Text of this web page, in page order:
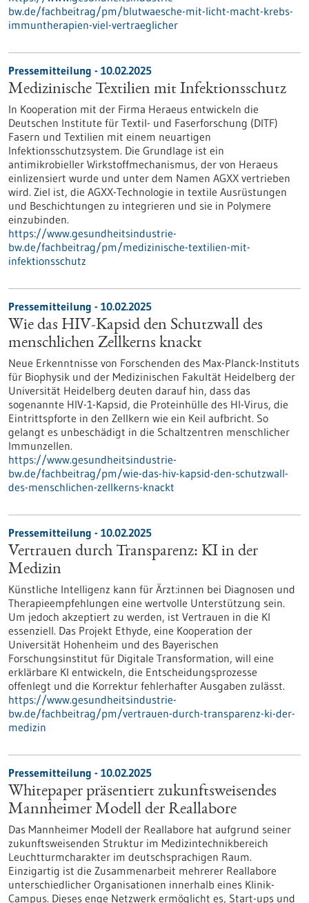
bw.de/fachbeitrag/pm/blutwaesche-mit-licht-macht-krebs-
immuntherapien-viel-vertraeglicher
Pressemitteilung - 10.02.2025
Medizinische Textilien mit Infektionsschutz
In Kooperation mit der Firma Heraeus entwickeln die
Deutschen Institute für Textil- und Faserforschung (DITF)
Fasern und Textilien mit einem neuartigen
Infektionsschutzsystem. Die Grundlage ist ein
antimikrobieller Wirkstoffmechanismus, der von Heraeus
einlizensiert wurde und unter dem Namen AGXX vertrieben
wird. Ziel ist, die AGXX-Technologie in textile Ausrüstungen
und Beschichtungen zu integrieren und sie in Polymere
einzubinden.
https://www.gesundheitsindustrie-
bw.de/fachbeitrag/pm/medizinische-textilien-mit-
infektionsschutz
Pressemitteilung - 10.02.2025
Wie das HIV-Kapsid den Schutzwall des
menschlichen Zellkerns knackt
Neue Erkenntnisse von Forschenden des Max-Planck-Instituts
für Biophysik und der Medizinischen Fakultät Heidelberg der
Universität Heidelberg deuten darauf hin, dass das
sogenannte HIV-1-Kapsid, die Proteinhülle des HI-Virus, die
Eintrittspforte in den Zellkern wie ein Keil aufbricht. So
gelangt es unbeschädigt in die Schaltzentren menschlicher
Immunzellen.
https://www.gesundheitsindustrie-
bw.de/fachbeitrag/pm/wie-das-hiv-kapsid-den-schutzwall-
des-menschlichen-zellkerns-knackt
Pressemitteilung - 10.02.2025
Vertrauen durch Transparenz: KI in der
Medizin
Künstliche Intelligenz kann für Ärzt:innen bei Diagnosen und
Therapieempfehlungen eine wertvolle Unterstützung sein.
Um jedoch akzeptiert zu werden, ist Vertrauen in die KI
essenziell. Das Projekt Ethyde, eine Kooperation der
Universität Hohenheim und des Bayerischen
Forschungsinstitut für Digitale Transformation, will eine
erklärbare KI entwickeln, die Entscheidungsprozesse
offenlegt und die Korrektur fehlerhafter Ausgaben zulässt.
https://www.gesundheitsindustrie-
bw.de/fachbeitrag/pm/vertrauen-durch-transparenz-ki-der-
medizin
Pressemitteilung - 10.02.2025
Whitepaper präsentiert zukunftsweisendes
Mannheimer Modell der Reallabore
Das Mannheimer Modell der Reallabore hat aufgrund seiner
zukunftsweisenden Struktur im Medizintechnikbereich
Leuchtturmcharakter im deutschsprachigen Raum.
Einzigartig ist die Zusammenarbeit mehrerer Reallabore
unterschiedlicher Organisationen innerhalb eines Klinik-
Campus. Dieses enge Netzwerk ermöglicht es, Start-ups und